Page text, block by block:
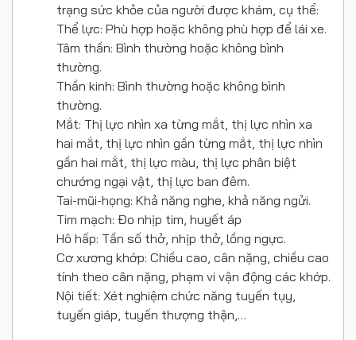
trạng sức khỏe của người được khám, cụ thể:
Thể lực: Phù hợp hoặc không phù hợp để lái xe.
Tâm thần: Bình thường hoặc không bình
thường.
Thần kinh: Bình thường hoặc không bình
thường.
Mắt: Thị lực nhìn xa từng mắt, thị lực nhìn xa
hai mắt, thị lực nhìn gần từng mắt, thị lực nhìn
gần hai mắt, thị lực màu, thị lực phân biệt
chướng ngại vật, thị lực ban đêm.
Tai-mũi-họng: Khả năng nghe, khả năng ngửi.
Tim mạch: Đo nhịp tim, huyết áp
Hô hấp: Tần số thở, nhịp thở, lồng ngực.
Cơ xương khớp: Chiều cao, cân nặng, chiều cao
tính theo cân nặng, phạm vi vận động các khớp.
Nội tiết: Xét nghiệm chức năng tuyến tụy,
tuyến giáp, tuyến thượng thận,…